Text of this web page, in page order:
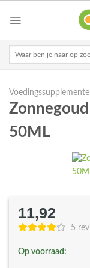
50ML
11,92
5
Op voorraad: